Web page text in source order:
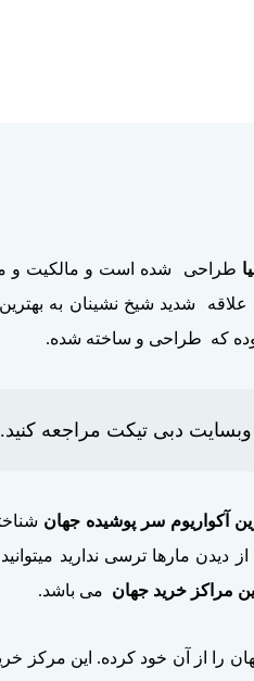
طراحی شده است و مالکیت و
شدید شیخ نشینان به
بوده که طراحی و ساخته شده.
دبی تیکت مراجعه کنید.
آکواریوم سر پوشیده جهان
دیدن مارها ترسی ندارید
مراکز خرید جهان می باشد.
را از آن خود کرده. این مرکز